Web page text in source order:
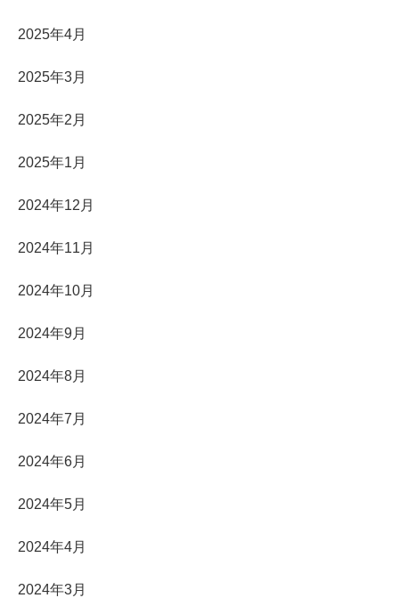
2025年4月
2025年3月
2025年2月
2025年1月
2024年12月
2024年11月
2024年10月
2024年9月
2024年8月
2024年7月
2024年6月
2024年5月
2024年4月
2024年3月